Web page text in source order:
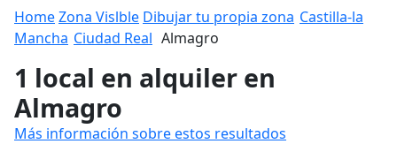
HomeZona Vislble Dibujar tu propia zona Castilla-la
Mancha Ciudad Real Almagro
1 local en alquiler en
Almagro
Más información sobre estos resultados